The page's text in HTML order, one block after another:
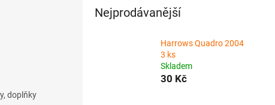
doplňky
Nejprodávanější
Harrows Quadro 2004
3 ks
Skladem
30 Kč